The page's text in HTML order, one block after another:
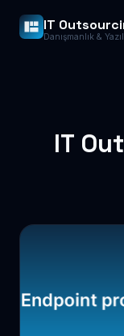
IT
Danışmanlık &
IT